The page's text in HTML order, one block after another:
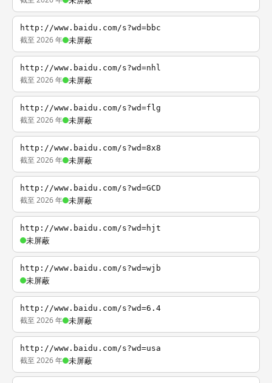
http://www.baidu.com/s?wd=bbc
截至 2026 年 未屏蔽
http://www.baidu.com/s?wd=nhl
截至 2026 年 未屏蔽
http://www.baidu.com/s?wd=flg
截至 2026 年 未屏蔽
http://www.baidu.com/s?wd=8x8
截至 2026 年 未屏蔽
http://www.baidu.com/s?wd=GCD
截至 2026 年 未屏蔽
http://www.baidu.com/s?wd=hjt
未屏蔽
http://www.baidu.com/s?wd=wjb
未屏蔽
http://www.baidu.com/s?wd=6.4
截至 2026 年 未屏蔽
http://www.baidu.com/s?wd=usa
截至 2026 年 未屏蔽